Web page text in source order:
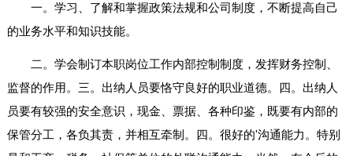
一。学习、了解和掌握政策法规和公司制度，不断提高自己
的业务水平和知识技能。
二。学会制订本职岗位工作内部控制制度，发挥财务控制、
监督的作用。三。出纳人员要恪守良好的职业道德。四。出纳人
员要有较强的安全意识，现金、票据、各种印鉴，既要有内部的
保管分工，各负其责，并相互牵制。四。很好的'沟通能力。特别